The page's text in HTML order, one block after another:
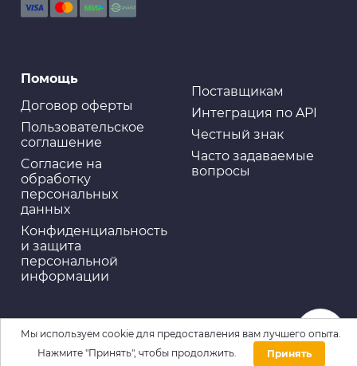
Помощь
Договор оферты
Пользовательское
соглашение
Cогласие на
обработку
персональных
данных
Конфиденциальность
и защита
персональной
информации
Поставщикам
Интеграция по API
Честный знак
Часто задаваемые
вопросы
Домой Каталог Войти
Мы используем cookie для предоставления вам лучшего опыта.
Нажмите "Принять", чтобы продолжить.
Принять